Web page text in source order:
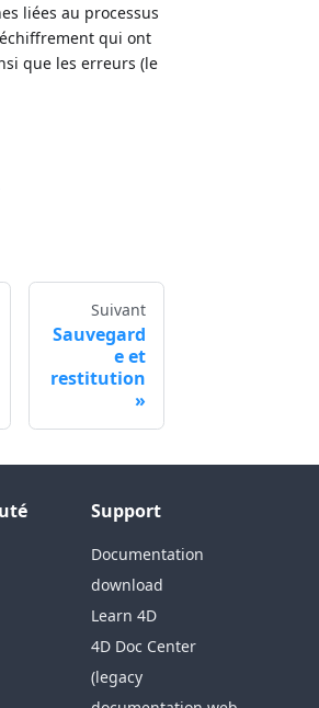
liées au processus
qui ont
que les erreurs (le
Suivant
Sauvegard
e et
restitution
Support
Documentation
download
Learn 4D
4D Doc Center
(legacy